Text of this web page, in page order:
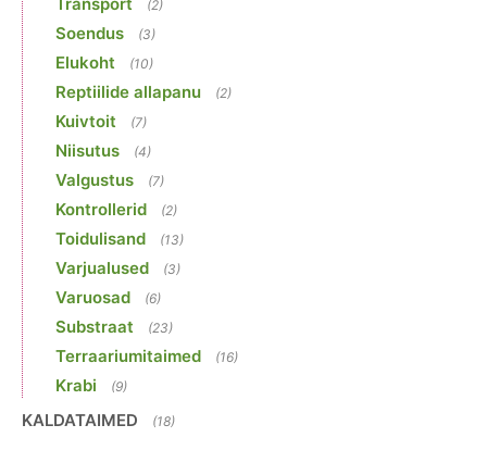
Transport (2)
Soendus (3)
Elukoht (10)
Reptiilide allapanu (2)
Kuivtoit (7)
Niisutus (4)
Valgustus (7)
Kontrollerid (2)
Toidulisand (13)
Varjualused (3)
Varuosad (6)
Substraat (23)
Terraariumitaimed (16)
Krabi (9)
KALDATAIMED (18)